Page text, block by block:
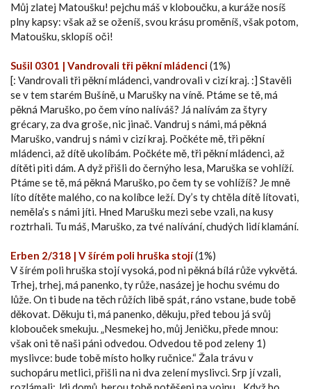
Můj zlatej Matoušku! pejchu máš v kloboučku, a kuráže nosíš
plny kapsy: však až se oženíš, svou krásu proměníš, však potom,
Matoušku, sklopíš oči!
Sušil 0301 | Vandrovali tři pěkní mládenci(1%)
[: Vandrovali tři pěkní mládenci, vandrovali v cizí kraj. :] Stavěli
se v tem starém Bušíně, u Marušky na víně. Ptáme se tě, má
pěkná Maruško, po čem víno nalíváš? Já nalívám za štyry
grécary, za dva groše, nic jinač. Vandruj s námi, má pěkná
Maruško, vandruj s námi v cizí kraj. Počkéte mě, tři pěkní
mládenci, až dítě ukolíbám. Počkéte mě, tři pěkní mládenci, až
dítěti piti dám. A dyž přišli do černýho lesa, Maruška se vohlíží.
Ptáme se tě, má pěkná Maruško, po čem ty se vohlížíš? Je mně
líto dítěte malého, co na kolíbce leží. Dy’s ty chtěla dítě lítovati,
neměla’s s námi jíti. Hned Marušku mezi sebe vzali, na kusy
roztrhali. Tu máš, Maruško, za tvé nalívání, chudých lidí klamání.
Erben 2/318 | V šírém poli hruška stojí(1%)
V šírém poli hruška stojí vysoká, pod ni pěkná bílá růže vykvětá.
Trhej, trhej, má panenko, ty růže, nasázej je hochu svému do
lůže. On ti bude na těch růžích libě spát, ráno vstane, bude tobě
děkovat. Děkuju ti, má panenko, děkuju, před tebou já svůj
klobouček smekuju. „Nesmekej ho, můj Jeničku, přede mnou:
však oni tě naši páni odvedou. Odvedou tě pod zeleny 1)
myslivce: bude tobě místo holky ručnice.“ Žala trávu v
suchopáru metlici, přišli na ni dva zelení myslivci. Srp jí vzali,